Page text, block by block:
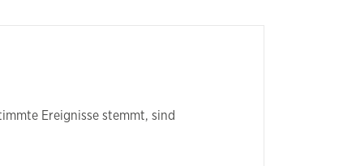
Ereignisse stemmt, sind